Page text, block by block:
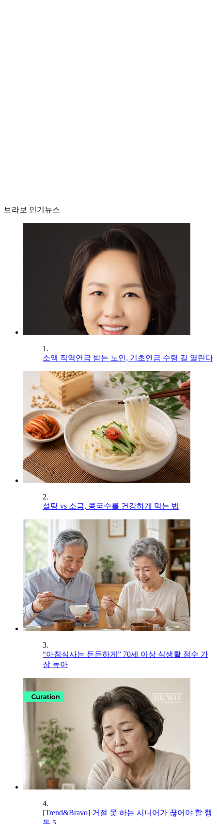
브라보 인기뉴스
1.
소액 직역연금 받는 노인, 기초연금 수령 길 열린다
2.
설탕 vs 소금, 콩국수를 건강하게 먹는 법
3.
“아침식사는 든든하게” 70세 이상 식생활 점수 가
장 높아
4.
[Trend&Bravo] 거절 못 하는 시니어가 끊어야 할 행